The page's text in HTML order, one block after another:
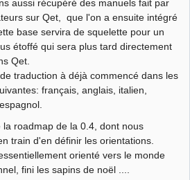
aussi récupéré des manuels fait par
sur Qet, que l'on a ensuite intégré
base servira de squelette pour un
étoffé qui sera plus tard directement
Qet.
traduction à déjà commencé dans les
français, anglais, italien,
la roadmap de la 0.4, dont nous
train d'en définir les orientations.
orienté vers le monde
fini les sapins de noël ....